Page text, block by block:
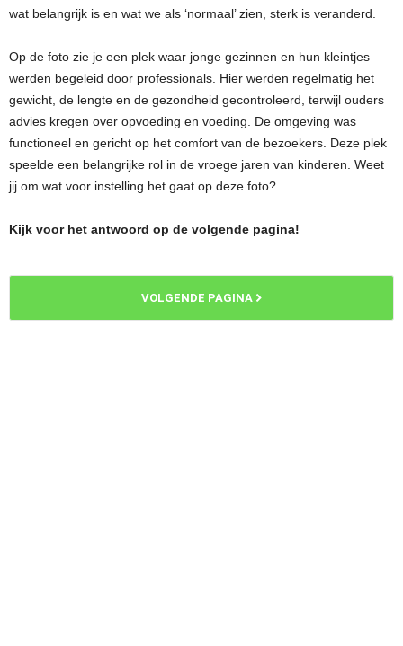
wat belangrijk is en wat we als ‘normaal’ zien, sterk is veranderd.
Op de foto zie je een plek waar jonge gezinnen en hun kleintjes
werden begeleid door professionals. Hier werden regelmatig het
gewicht, de lengte en de gezondheid gecontroleerd, terwijl ouders
advies kregen over opvoeding en voeding. De omgeving was
functioneel en gericht op het comfort van de bezoekers. Deze plek
speelde een belangrijke rol in de vroege jaren van kinderen. Weet
jij om wat voor instelling het gaat op deze foto?
Kijk voor het antwoord op de volgende pagina!
VOLGENDE PAGINA